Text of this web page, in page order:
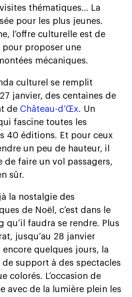
thématiques… La
pour les plus jeunes.
l’offre culturelle est de
pour proposer une
mécaniques.
culturel se remplit
janvier, des centaines de
de Château-d’Œx . Un
fascine toutes les
40 éditions. Et pour ceux
un peu de hauteur, il
de faire un vol passagers,
sûr.
la nostalgie des
de Noël, c’est dans le
qu’il faudra se rendre. Plus
jusqu’au 28 janvier
quelques jours, la
support à des spectacles
colorés. L’occasion de
avec de la lumière plein les